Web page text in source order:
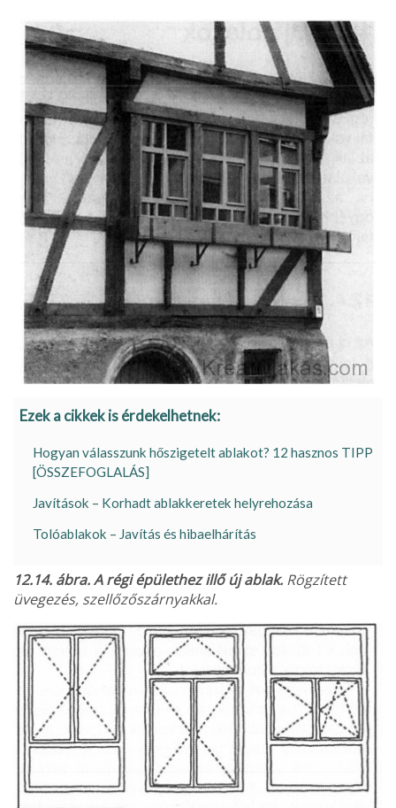
Ezek a cikkek is érdekelhetnek:
Hogyan válasszunk hőszigetelt ablakot? 12 hasznos TIPP
[ÖSSZEFOGLALÁS]
Javítások – Korhadt ablakkeretek helyrehozása
Tolóablakok – Javítás és hibaelhárítás
12.14. ábra. A régi épülethez illő új ablak. Rögzített
üvegezés, szellőzőszárnyakkal.